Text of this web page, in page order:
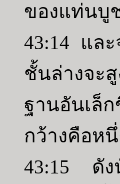
ของแท่นบู
43:14 แล
ชั้นล่างจะ
ฐานอันเล็
กว้างคือห
43:15 ดัง